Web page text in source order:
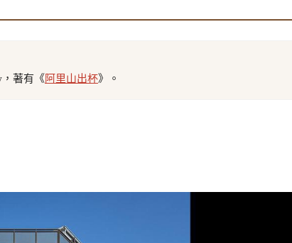
著有《阿里山出杯》。